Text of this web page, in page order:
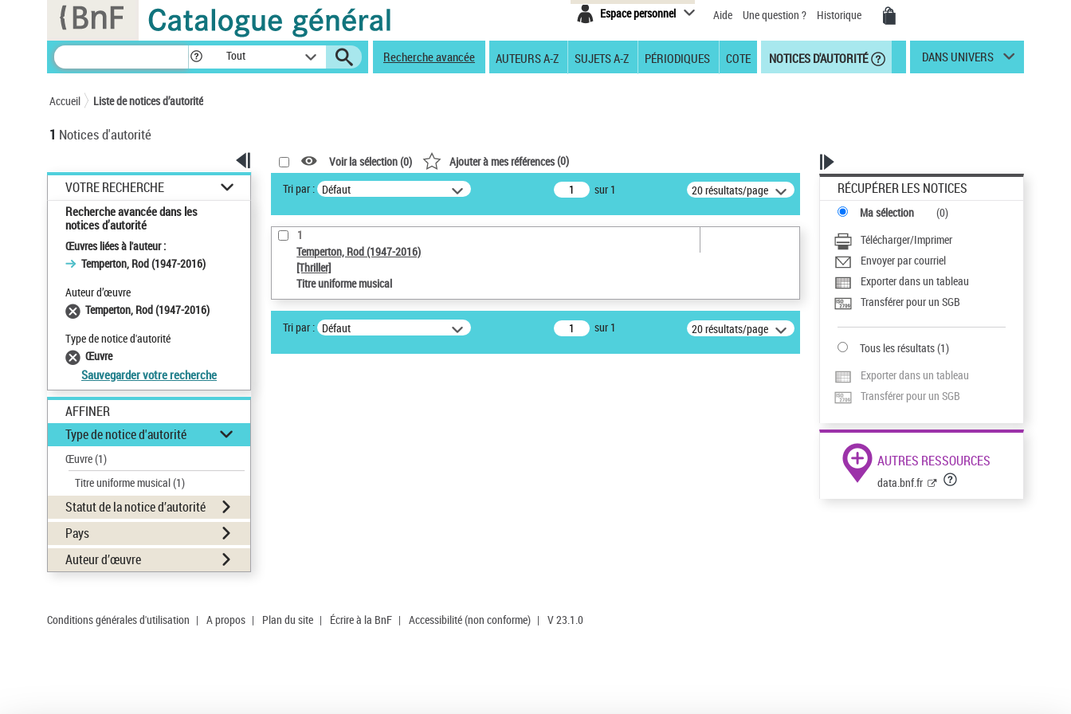
Espace personnel Aide Une question ? Historique
Tout Recherche avancée AUTEURS A-Z SUJETS A-Z PÉRIODIQUES COTE NOTICES D'AUTORITÉ DANS UNIVERS
Accueil Liste de notices d’autorité
1 Notices d'autorité
VOTRE RECHERCHE
Recherche avancée dans les
notices d’autorité
Œuvres liées à l'auteur :
Temperton, Rod (1947-2016)
Auteur d’œuvre
Temperton, Rod (1947-2016)
Type de notice d'autorité
Œuvre
Sauvegarder votre recherche
AFFINER
Type de notice d'autorité
Œuvre(1)
Titre uniforme musical(1)
Statut de la notice d’autorité
Pays
Auteur d’œuvre
Voir la sélection (0) Ajouter à mes références(0)
Tri par : Défaut sur 1 20 résultats/page
1
Temperton, Rod (1947-2016)
[Thriller]
Titre uniforme musical
Tri par : Défaut sur 1 20 résultats/page
RÉCUPÉRER LES NOTICES
Ma sélection (0)
Télécharger/Imprimer
Envoyer par courriel
Exporter dans un tableau
Transférer pour un SGB
Tous les résultats(1)
Exporter dans un tableau
Transférer pour un SGB
AUTRES RESSOURCES
data.bnf.fr
Conditions générales d'utilisation | A propos | Plan du site | Écrire à la BnF | Accessibilité (non conforme) | V 23.1.0
Panneau de gestion des cookies